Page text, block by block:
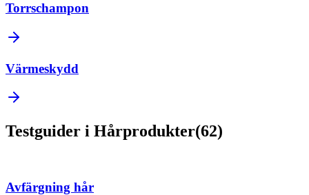
Torrschampon
Värmeskydd
Testguider i Hårprodukter(62)
Avfärgning hår